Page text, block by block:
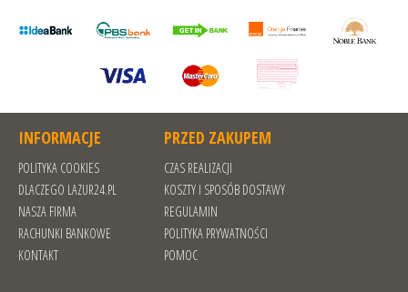
INFORMACJE
POLITYKA COOKIES
DLACZEGO LAZUR24.PL
NASZA FIRMA
RACHUNKI BANKOWE
KONTAKT
PRZED ZAKUPEM
CZAS REALIZACJI
KOSZTY I SPOSÓB DOSTAWY
REGULAMIN
POLITYKA PRYWATNOŚCI
POMOC